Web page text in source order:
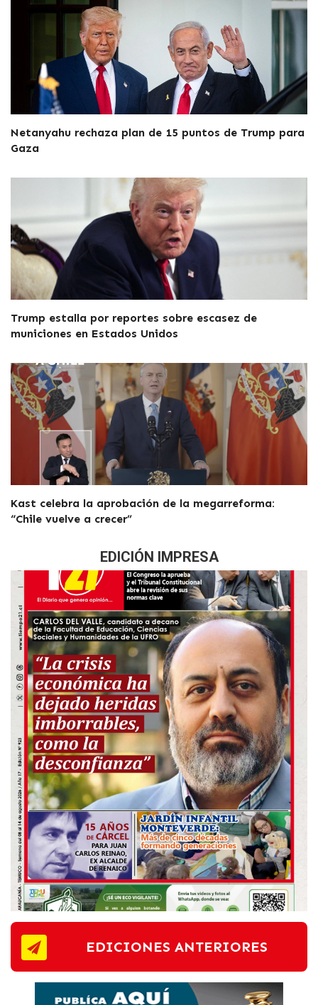
Netanyahu rechaza plan de 15 puntos de Trump para
Gaza
Trump estalla por reportes sobre escasez de
municiones en Estados Unidos
Kast celebra la aprobación de la megarreforma:
“Chile vuelve a crecer”
EDICIÓN IMPRESA
EDICIONES ANTERIORES